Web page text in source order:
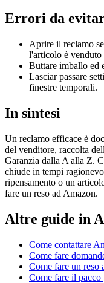
Errori da
Aprire il reclamo
l'articolo è venduto
Buttare imballo ed
Lasciar passare
finestre temporali.
In sintesi
Un reclamo efficace è
del venditore, raccolta
Garanzia dalla A alla Z.
chiude in tempi
ripensamento o un
fare un reso ad Amazon.
Altre guide in
Come contattare
Come fare
Come fare un reso
Come fare il pacco